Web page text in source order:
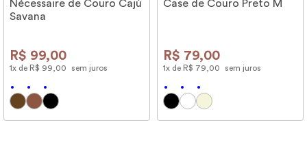
Nécessaire de Couro Cajú
Savana
R$ 99,00
1x de R$ 99 00 sem juros
Case de Couro Preto M
R$ 79,00
1x de R$ 79 00 sem juros